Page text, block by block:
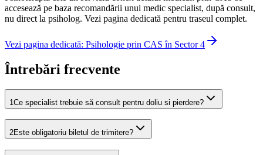
accesează pe baza recomandării unui medic specialist, după consult,
nu direct la psiholog. Vezi pagina dedicată pentru traseul complet.
Vezi pagina dedicată: Psihologie prin CAS în Sector 4
Întrebări frecvente
1 Ce specialist trebuie să consult pentru doliu si pierdere?
2Este obligatoriu biletul de trimitere?